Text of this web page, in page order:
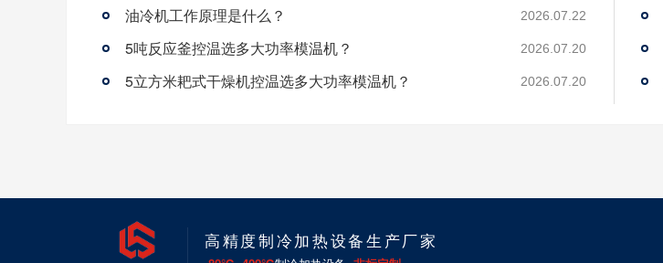
油冷机工作原理是什么？ 2026.07.22
5吨反应釜控温选多大功率模温机？ 2026.07.20
5立方米耙式干燥机控温选多大功率模温机？ 2026.07.20
高精度制冷加热设备生产厂家